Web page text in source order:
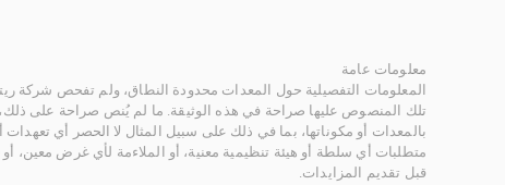
معلومات عامة
المعلومات التفصيلية حول المعدات محدودة النطاق، ولم تفحص شركة
تلك المنصوص عليها صراحة في هذه الوثيقة. ما لم يُنص صراحة على
بالمعدات أو مكوناتها، بما في ذلك على سبيل المثال لا الحصر أي تعهدات
متطلبات أي سلطة أو هيئة تنظيمية معنية، أو الملاءمة لأي غرض
قبل تقديم المزايدات.